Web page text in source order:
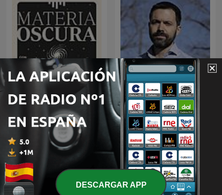
Materia Oscura
Podcast de Juan Ramón
Rallo
DESCARGAR APP